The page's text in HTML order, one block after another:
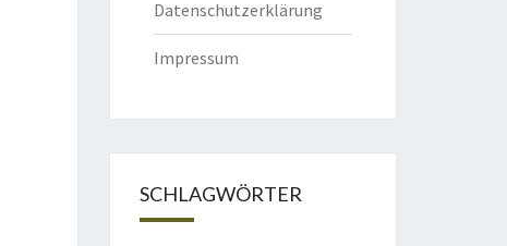
Datenschutzerklärung
Impressum
SCHLAGWÖRTER